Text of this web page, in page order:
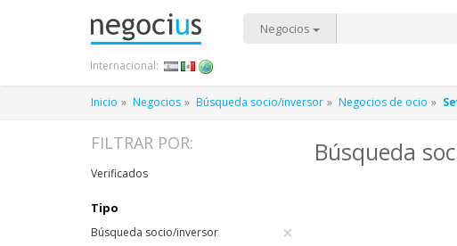
Negocios
Internacional:
Inicio Negocios Búsqueda socio/inversor Negocios de ocio
Búsqueda
FILTRAR POR:
Verificados
Tipo
Búsqueda socio/inversor ×